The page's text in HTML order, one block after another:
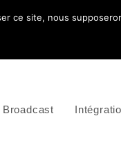
Broadcast
ce site, nous